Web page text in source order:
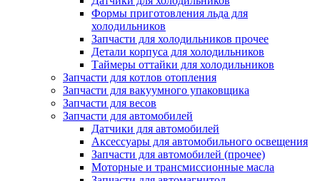
Формы приготовления льда для
холодильников
Запчасти для холодильников прочее
Детали корпуса для холодильников
Таймеры оттайки для холодильников
Запчасти для котлов отопления
Запчасти для вакуумного упаковщика
Запчасти для весов
Запчасти для автомобилей
Датчики для автомобилей
Аксессуары для автомобильного освещения
Запчасти для автомобилей (прочее)
Моторные и трансмиссионные масла